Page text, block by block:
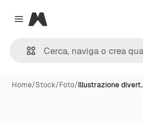
Close menu
Magnific
Home/Stock/Foto/Illustrazione